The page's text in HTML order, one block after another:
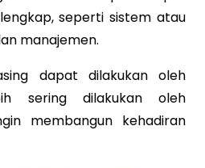
seperti sistem atau
manajemen.
dapat dilakukan oleh
sering dilakukan oleh
membangun kehadiran